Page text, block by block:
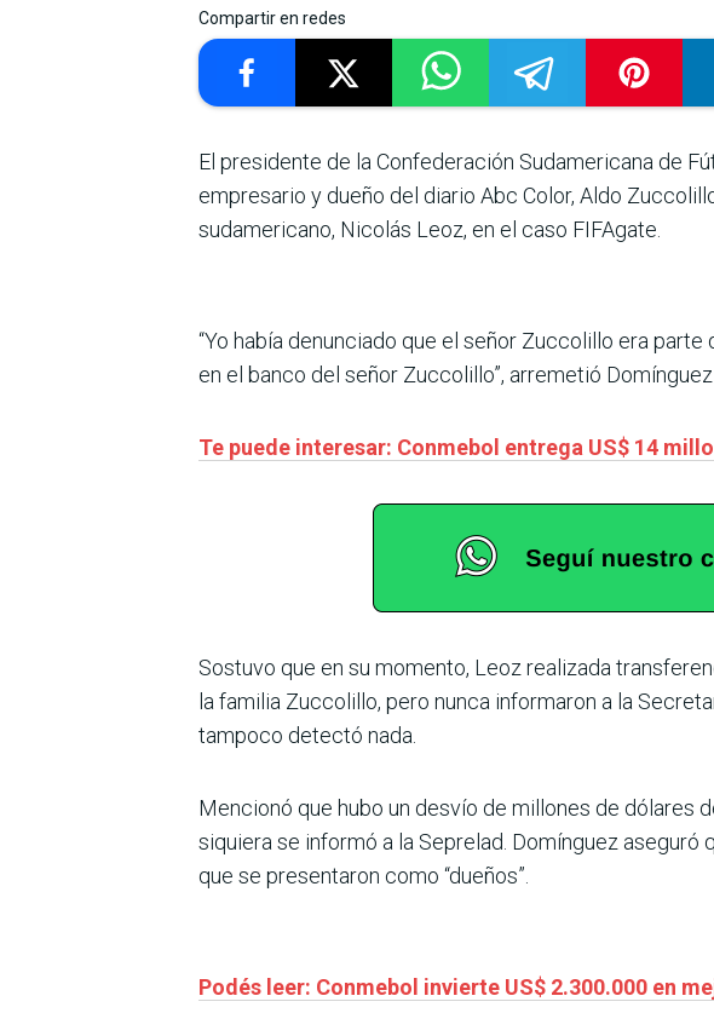
Compartir en redes
El presidente de la Confederación Sudamericana de
empresario y dueño del diario Abc Color, Aldo
sudamericano, Nicolás Leoz, en el caso FIFAgate.
“Yo había denunciado que el señor Zuccolillo era
en el banco del señor Zuccolillo”, arremetió
Te puede interesar: Conmebol entrega US$ 14
Sostuvo que en su momento, Leoz realizada
la familia Zuccolillo, pero nunca informaron a la
tampoco detectó nada.
Mencionó que hubo un desvío de millones de dólares
siquiera se informó a la Seprelad. Domínguez
que se presentaron como “dueños”.
Podés leer: Conmebol invierte US$ 2.300.000 en